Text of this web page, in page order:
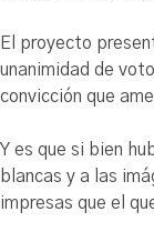
El proyecto
unanimidad de
convicción que
Y es que si bien
blancas y a las
impresas que el